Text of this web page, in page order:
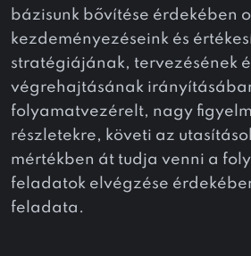
bázisunk bővítése érdekében
kezdeményezéseink és
stratégiájának, tervezésének
végrehajtásának
folyamatvezérelt, nagy
részletekre, követi az
mértékben át tudja venni a
feladatok elvégzése
feladata.